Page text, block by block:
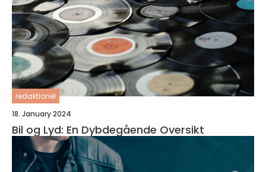
redaktionel
18. January 2024
Bil og Lyd: En Dybdegående Oversikt